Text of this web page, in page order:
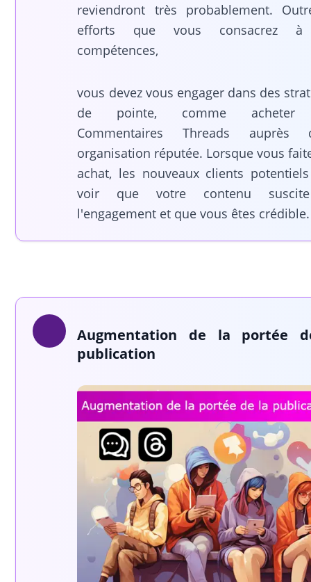
reviendront très probablement.
efforts que vous consacrez
compétences,
vous devez vous engager dans des
de pointe, comme acheter
Commentaires Threads auprès
organisation réputée. Lorsque vous
achat, les nouveaux clients
voir que votre contenu
l'engagement et que vous êtes crédible.
Augmentation de la portée
publication